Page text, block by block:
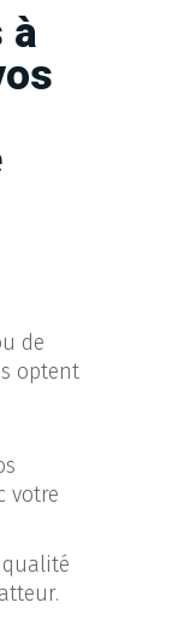
à
de
optent
votre